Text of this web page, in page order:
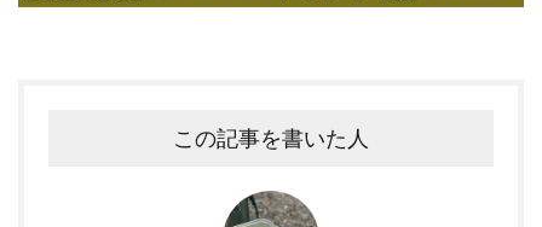
この記事を書いた人